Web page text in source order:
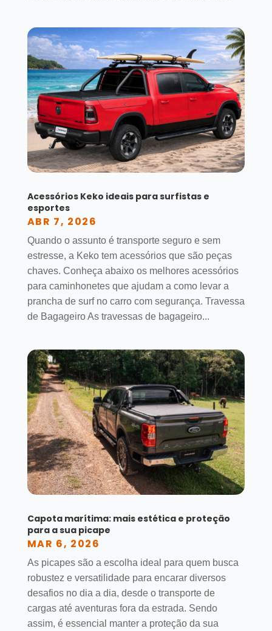
Acessórios Keko ideais para surfistas e
esportes
ABR 7, 2026
Quando o assunto é transporte seguro e sem
estresse, a Keko tem acessórios que são peças
chaves. Conheça abaixo os melhores acessórios
para caminhonetes que ajudam a como levar a
prancha de surf no carro com segurança. Travessa
de Bagageiro As travessas de bagageiro...
Capota marítima: mais estética e proteção
para a sua picape
MAR 6, 2026
As picapes são a escolha ideal para quem busca
robustez e versatilidade para encarar diversos
desafios no dia a dia, desde o transporte de
cargas até aventuras fora da estrada. Sendo
assim, é essencial manter a proteção da sua